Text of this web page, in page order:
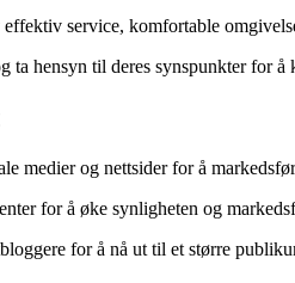
service, komfortable
hensyn til deres synspunkter for å
medier og nettsider for å
for å øke synligheten og
for å nå ut til et større